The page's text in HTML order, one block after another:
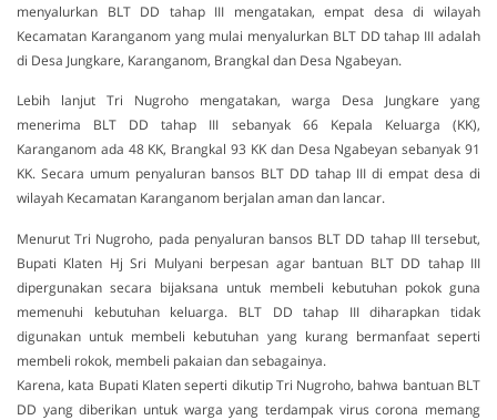
menyalurkan BLT DD tahap III mengatakan, empat desa di wilayah
Kecamatan Karanganom yang mulai menyalurkan BLT DD tahap III adalah
di Desa Jungkare, Karanganom, Brangkal dan Desa Ngabeyan.
Lebih lanjut Tri Nugroho mengatakan, warga Desa Jungkare yang
menerima BLT DD tahap III sebanyak 66 Kepala Keluarga (KK),
Karanganom ada 48 KK, Brangkal 93 KK dan Desa Ngabeyan sebanyak 91
KK. Secara umum penyaluran bansos BLT DD tahap III di empat desa di
wilayah Kecamatan Karanganom berjalan aman dan lancar.
Menurut Tri Nugroho, pada penyaluran bansos BLT DD tahap III tersebut,
Bupati Klaten Hj Sri Mulyani berpesan agar bantuan BLT DD tahap III
dipergunakan secara bijaksana untuk membeli kebutuhan pokok guna
memenuhi kebutuhan keluarga. BLT DD tahap III diharapkan tidak
digunakan untuk membeli kebutuhan yang kurang bermanfaat seperti
membeli rokok, membeli pakaian dan sebagainya.
Karena, kata Bupati Klaten seperti dikutip Tri Nugroho, bahwa bantuan BLT
DD yang diberikan untuk warga yang terdampak virus corona memang